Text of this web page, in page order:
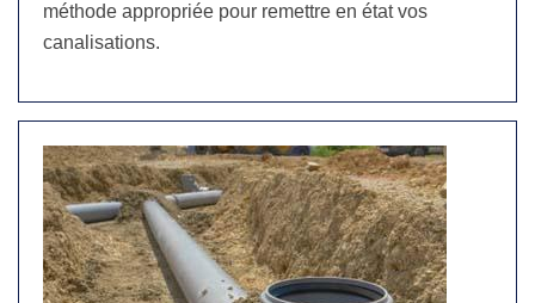
méthode appropriée pour remettre en état vos
canalisations.